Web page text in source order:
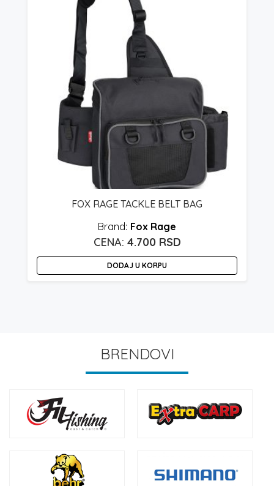
FOX RAGE TACKLE BELT BAG
Fox Rage
4.700 RSD
DODAJ U KORPU
BRENDOVI